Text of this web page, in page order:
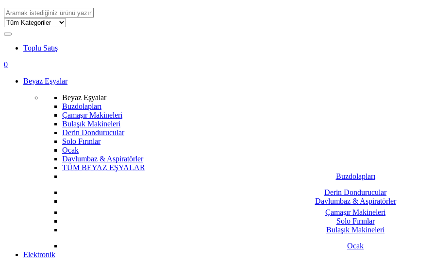
Search
for:
Toplu Satış
0
Beyaz Eşyalar
Beyaz Eşyalar
Buzdolapları
Çamaşır Makineleri
Bulaşık Makineleri
Derin Dondurucular
Solo Fırınlar
Ocak
Davlumbaz & Aspiratörler
TÜM BEYAZ EŞYALAR
Buzdolapları
Derin Dondurucular
Davlumbaz & Aspiratörler
Çamaşır Makineleri
Solo Fırınlar
Bulaşık Makineleri
Ocak
Elektronik